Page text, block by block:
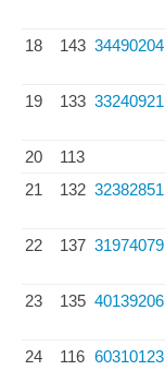
18 143 34490204
19 133 33240921
20 113
21
132 32382851
22 137 31974079
23 135 40139206
24 116 60310123